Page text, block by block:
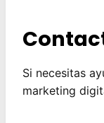
Si necesitas
marketing